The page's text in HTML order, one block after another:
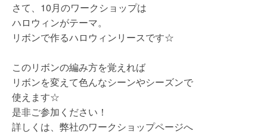
さて、10月のワークショップは
ハロウィンがテーマ。
リボンで作るハロウィンリースです☆
このリボンの編み方を覚えれば
リボンを変えて色んなシーンやシーズンで
使えます☆
是非ご参加ください！
詳しくは、弊社のワークショップページへ